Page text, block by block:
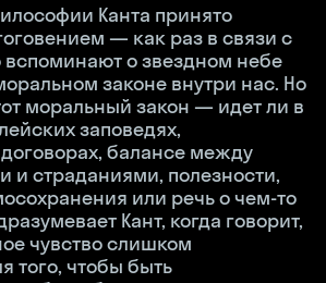
Канта принято
— как раз в связи с
о звездном небе
законе внутри нас. Но
моральный закон — идет ли в
заповедях,
балансе между
и страданиями, полезности,
или речь о чем-то
Кант, когда говорит,
чувство слишком
того, чтобы быть